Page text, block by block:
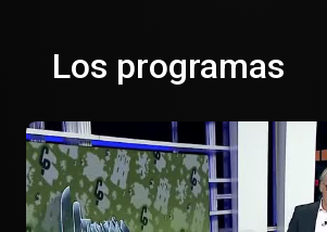
Los programas